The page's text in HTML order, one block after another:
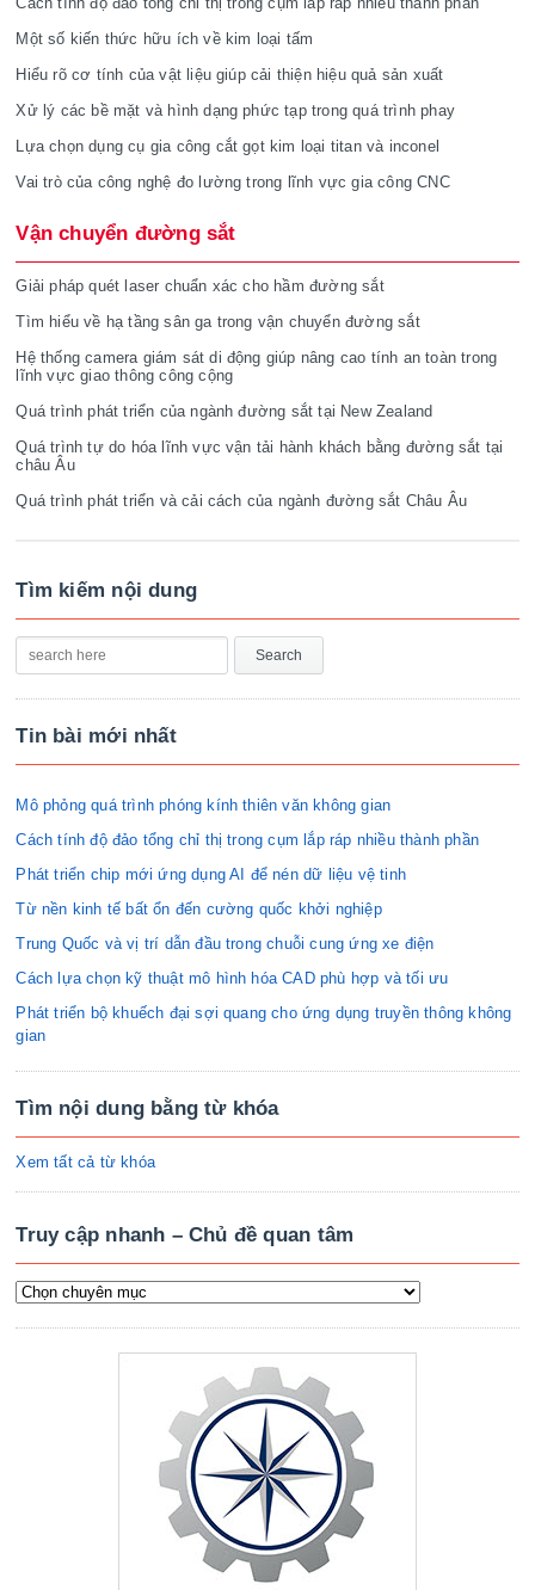
Một số kiến thức hữu ích về kim loại tấm
Hiểu rõ cơ tính của vật liệu giúp cải thiện hiệu quả sản xuất
Xử lý các bề mặt và hình dạng phức tạp trong quá trình phay
Lựa chọn dụng cụ gia công cắt gọt kim loại titan và inconel
Vai trò của công nghệ đo lường trong lĩnh vực gia công CNC
Vận chuyển đường sắt
Giải pháp quét laser chuẩn xác cho hầm đường sắt
Tìm hiểu về hạ tầng sân ga trong vận chuyển đường sắt
Hệ thống camera giám sát di động giúp nâng cao tính an toàn trong
lĩnh vực giao thông công cộng
Quá trình phát triển của ngành đường sắt tại New Zealand
Quá trình tự do hóa lĩnh vực vận tải hành khách bằng đường sắt tại
châu Âu
Quá trình phát triển và cải cách của ngành đường sắt Châu Âu
Tìm kiếm nội dung
Tin bài mới nhất
Mô phỏng quá trình phóng kính thiên văn không gian
Cách tính độ đảo tổng chỉ thị trong cụm lắp ráp nhiều thành phần
Phát triển chip mới ứng dụng AI để nén dữ liệu vệ tinh
Từ nền kinh tế bất ổn đến cường quốc khởi nghiệp
Trung Quốc và vị trí dẫn đầu trong chuỗi cung ứng xe điện
Cách lựa chọn kỹ thuật mô hình hóa CAD phù hợp và tối ưu
Phát triển bộ khuếch đại sợi quang cho ứng dụng truyền thông không
gian
Tìm nội dung bằng từ khóa
Xem tất cả từ khóa
Truy cập nhanh – Chủ đề quan tâm